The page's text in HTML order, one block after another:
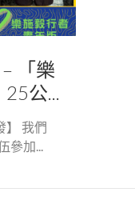
「樂
公...
】 我們
參加...